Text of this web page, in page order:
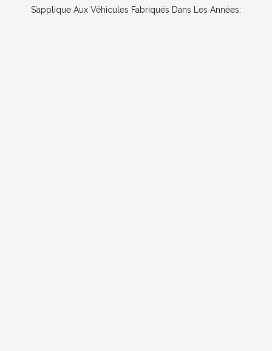
S’applique Aux Véhicules Fabriqués Dans Les Années: